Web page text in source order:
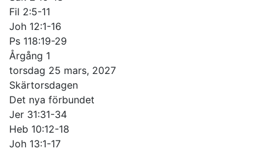
Fil 2:5-11
Joh 12:1-16
Ps 118:19-29
Årgång 1
torsdag 25 mars, 2027
Skärtorsdagen
Det nya förbundet
Jer 31:31-34
Heb 10:12-18
Joh 13:1-17